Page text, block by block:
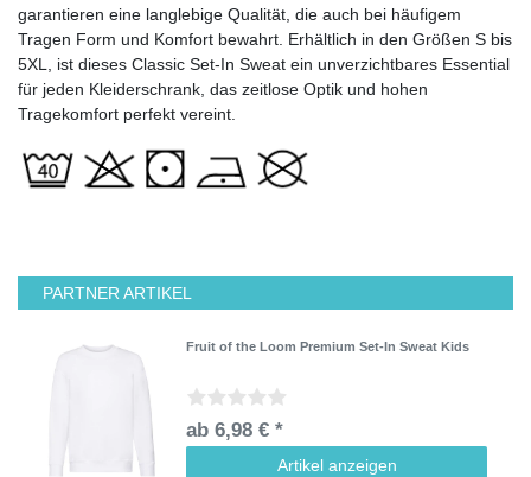
garantieren eine langlebige Qualität, die auch bei häufigem
Tragen Form und Komfort bewahrt. Erhältlich in den Größen S bis
5XL, ist dieses Classic Set-In Sweat ein unverzichtbares Essential
für jeden Kleiderschrank, das zeitlose Optik und hohen
Tragekomfort perfekt vereint.
PARTNER ARTIKEL
Fruit of the Loom Premium Set-In Sweat Kids
ab 6,98 € *
Artikel anzeigen